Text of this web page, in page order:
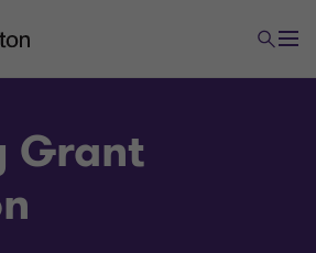
Grant